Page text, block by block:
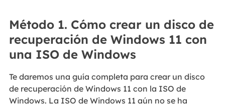
Método 1. Cómo crear un disco de
recuperación de Windows 11 con
una ISO de Windows
Te daremos una guía completa para crear un disco
de recuperación de Windows 11 con la ISO de
Windows. La ISO de Windows 11 aún no se ha